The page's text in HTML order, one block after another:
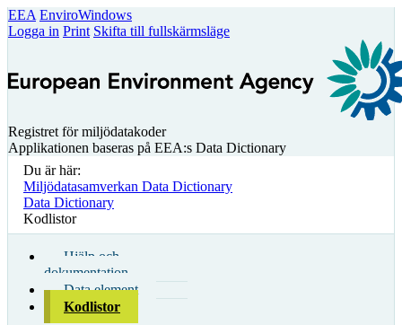
EEA EnviroWindows
Logga in Print Skifta till fullskärmsläge
Registret för miljödatakoder
Applikationen baseras på EEA:s Data Dictionary
Du är här:
Miljödatasamverkan Data Dictionary
Data Dictionary
Kodlistor
Hjälp och
dokumentation
Data element
Kodlistor